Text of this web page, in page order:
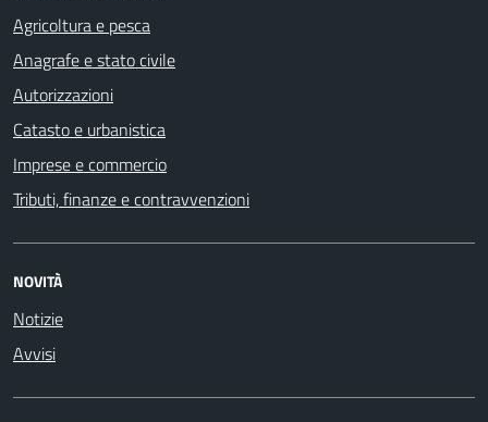
Agricoltura e pesca
Anagrafe e stato civile
Autorizzazioni
Catasto e urbanistica
Imprese e commercio
Tributi, finanze e contravvenzioni
NOVITÀ
Notizie
Avvisi